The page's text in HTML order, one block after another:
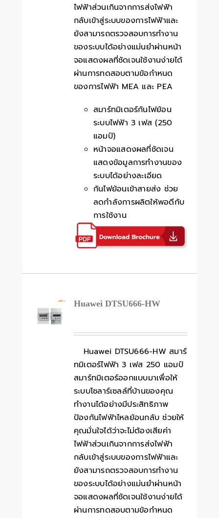
ไฟฟ้าส่วนเกินจากการส่งไฟฟ้า
กลับเข้าสู่ระบบของการไฟฟ้าและ
ยังสามารถตรวจสอบการทำงาน
ของระบบได้อย่างแม่นยำผ่านหน้า
จอแสดงผลที่ชัดเจนใช้งานง่ายได้
ผ่านการทดสอบตามข้อกำหนด
ของการไฟฟ้า MEA และ PEA
สมาร์ทมิเตอร์กันไฟย้อน
ระบบไฟฟ้า 3 เฟส (250
แอมป์)
หน้าจอแสดงผลที่ชัดเจน
แสดงข้อมูลการทำงานของ
ระบบได้อย่างละเอียด
กันไฟย้อนเข้าสายส่ง ช่วย
ลดกำลังการผลิตให้พอดีกับ
การใช้งาน
Huawei DTSU666-HW
Huawei DTSU666-HW สมาร์
ทมิเตอร์ไฟฟ้า 3 เฟส 250 แอมป์
สมาร์ทมิเตอร์ออกแบบมาเพื่อให้
ระบบโซลาร์เซลล์ที่บ้านของคุณ
ทำงานได้อย่างมีประสิทธิภาพ
ป้องกันไฟฟ้าไหลย้อนกลับ ช่วยให้
คุณมั่นใจได้ว่าจะไม่ต้องเสียค่า
ไฟฟ้าส่วนเกินจากการส่งไฟฟ้า
กลับเข้าสู่ระบบของการไฟฟ้าและ
ยังสามารถตรวจสอบการทำงาน
ของระบบได้อย่างแม่นยำผ่านหน้า
จอแสดงผลที่ชัดเจนใช้งานง่ายได้
ผ่านการทดสอบตามข้อกำหนด